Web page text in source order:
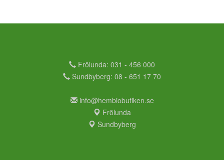
Frölunda: 031 - 456 000
Sundbyberg: 08 - 651 17 70
info@hembiobutiken.se
Frölunda
Sundbyberg